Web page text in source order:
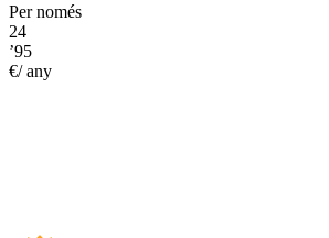
Per només
24
’95
€/ any